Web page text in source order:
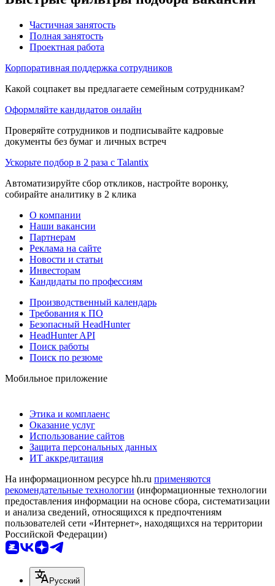
Частичная занятость
Полная занятость
Проектная работа
Корпоративная поддержка сотрудников
Какой соцпакет вы предлагаете семейным сотрудникам?
Оформляйте кандидатов онлайн
Проверяйте сотрудников и подписывайте кадровые
документы без бумаг и личных встреч
Ускорьте подбор в 2 раза с Talantix
Автоматизируйте сбор откликов, настройте воронку,
собирайте аналитику в 2 клика
О компании
Наши вакансии
Партнерам
Реклама на сайте
Новости и статьи
Инвесторам
Кандидаты по профессиям
Производственный календарь
Требования к ПО
Безопасный HeadHunter
HeadHunter API
Поиск работы
Поиск по резюме
Мобильное приложение
Этика и комплаенс
Оказание услуг
Использование сайтов
Защита персональных данных
ИТ аккредитация
На информационном ресурсе hh.ru применяются
рекомендательные технологии (информационные технологии
предоставления информации на основе сбора, систематизации
и анализа сведений, относящихся к предпочтениям
пользователей сети «Интернет», находящихся на территории
Российской Федерации)
Русский